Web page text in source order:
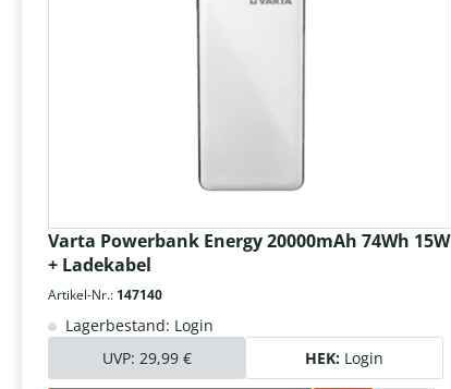
Varta Powerbank Energy 20000mAh 74Wh 15W
+ Ladekabel
Artikel-Nr.: 147140
Lagerbestand: Login
UVP: 29,99 € HEK: Login